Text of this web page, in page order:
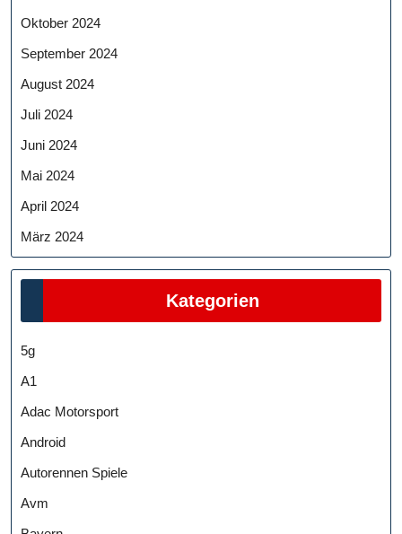
Oktober 2024
September 2024
August 2024
Juli 2024
Juni 2024
Mai 2024
April 2024
März 2024
Kategorien
5g
A1
Adac Motorsport
Android
Autorennen Spiele
Avm